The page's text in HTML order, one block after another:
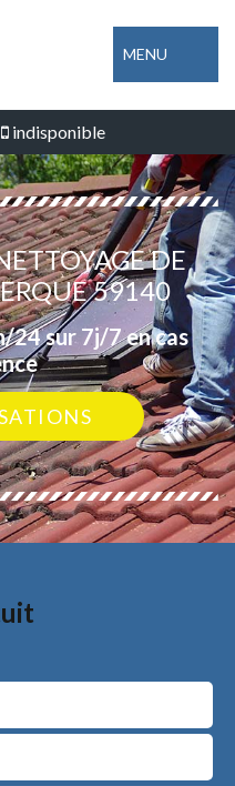
MENU
indisponible
DE
59140
24 sur 7j/7 en cas